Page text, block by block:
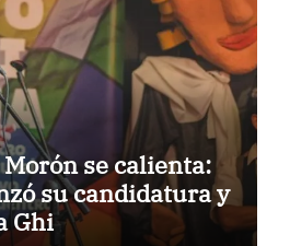
se calienta:
su candidatura y
Ghi